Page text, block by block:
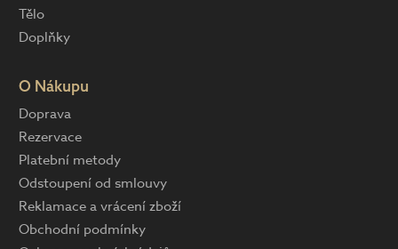
Tělo
Doplňky
O Nákupu
Doprava
Rezervace
Platební metody
Odstoupení od smlouvy
Reklamace a vrácení zboží
Obchodní podmínky